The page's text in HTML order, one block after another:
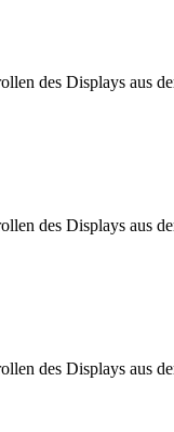
des Displays aus
des Displays aus
des Displays aus